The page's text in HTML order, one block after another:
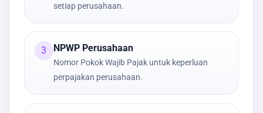
setiap perusahaan.
3 NPWP Perusahaan
Nomor Pokok Wajib Pajak untuk keperluan
perpajakan perusahaan.